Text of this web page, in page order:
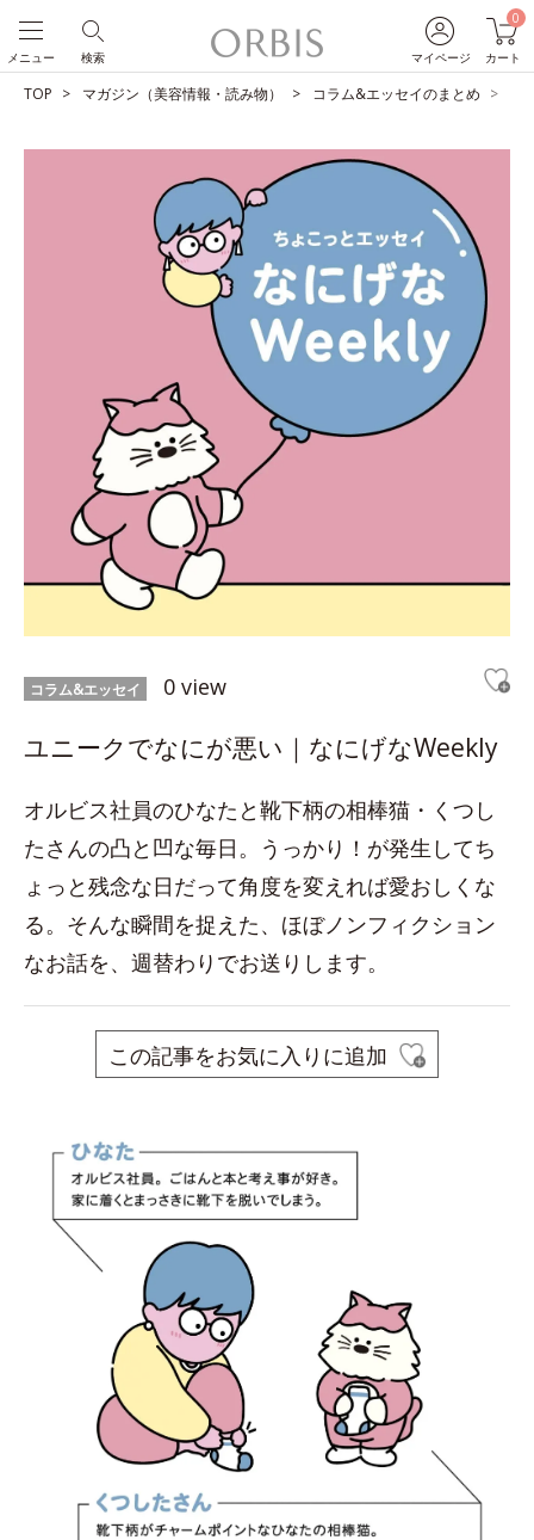
マイページ
0
カート
検索
メニュー
TOP マガジン（美容情報・読み物） コラム&エッセイのまとめ
コラム&エッセイ 0 view
ユニークでなにが悪い｜なにげなWeekly
オルビス社員のひなたと靴下柄の相棒猫・くつし
たさんの凸と凹な毎日。うっかり！が発生してち
ょっと残念な日だって角度を変えれば愛おしくな
る。そんな瞬間を捉えた、ほぼノンフィクション
なお話を、週替わりでお送りします。
この記事をお気に入りに追加